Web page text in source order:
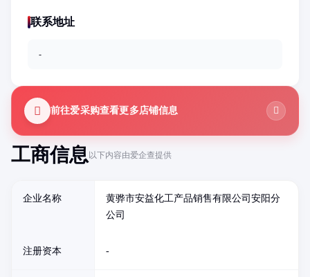
工商信息以下内容由爱企查提供
企业名称
黄骅市安益化工产品销售有限公司安阳分
公司
注册资本 -
联系地址
-
前往爱采购查看更多店铺信息